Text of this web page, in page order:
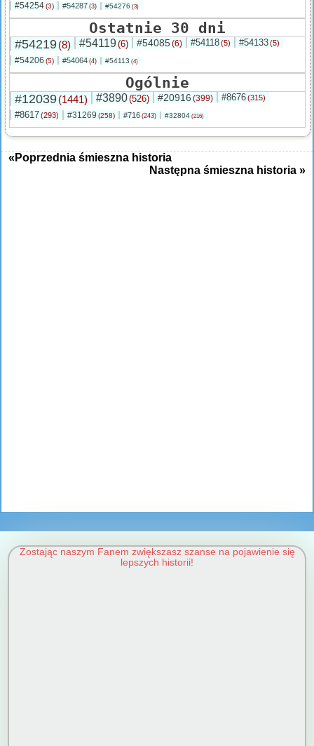
#54254(3) #54287 (3) #54276 (3)
Ostatnie 30 dni
#54219(8) #54119(6) #54085(6) #54118(5) #54133(5)
#54206 (5) #54064 (4) #54113 (4)
Ogólnie
#12039(1441) #3890(526) #20916 (399) #8676(315)
#8617(293) #31269 (258) #716 (243) #32804 (216)
«Poprzednia śmieszna historia
Następna śmieszna historia »
Zostając naszym Fanem zwiększasz szanse na pojawienie się
lepszych historii!